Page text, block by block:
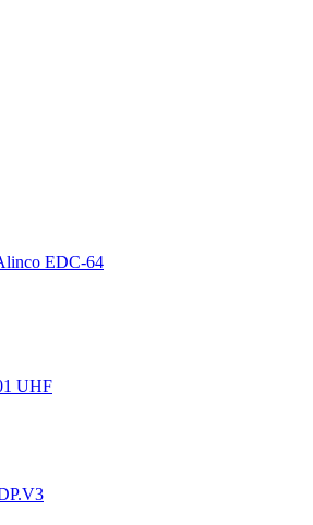
EDC-64
UHF